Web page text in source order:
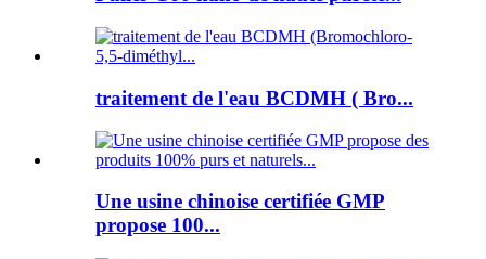
traitement de l'eau BCDMH ( Bro...
Une usine chinoise certifiée GMP
propose 100...